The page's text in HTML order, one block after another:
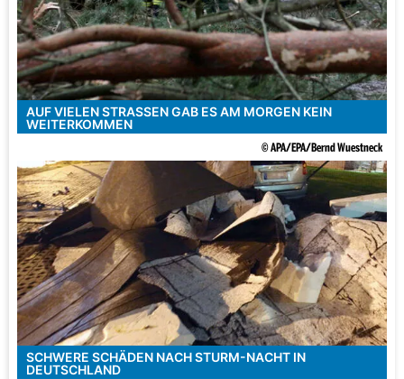
AUF VIELEN STRASSEN GAB ES AM MORGEN KEIN W
EITERKOMMEN
© APA/EPA/Bernd Wuestneck
SCHWERE SCHÄDEN NACH STURM-NACHT IN
DEUTSCHLAND